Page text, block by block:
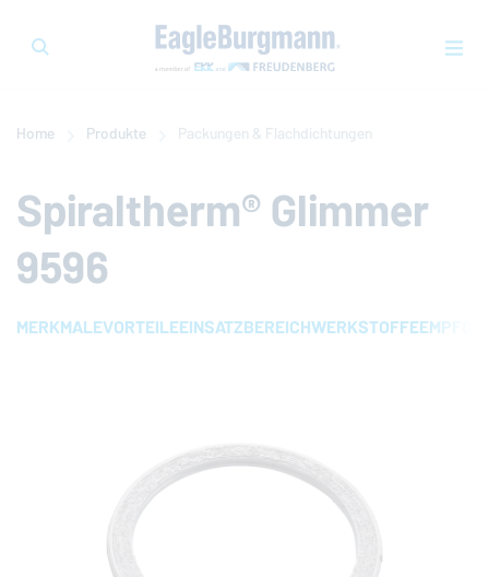
Home Produkte Packungen & Flachdichtungen
Spiraltherm® Glimmer
9596
MERKMALEVORTEILEEINSATZBEREICHWERKSTOFFE